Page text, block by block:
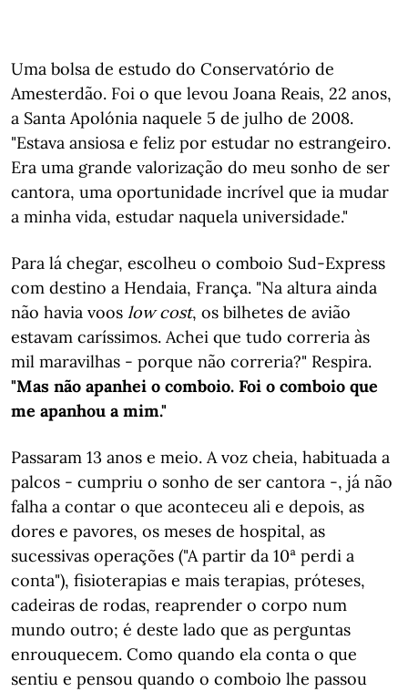
Uma bolsa de estudo do Conservatório de
Amesterdão. Foi o que levou Joana Reais, 22 anos,
a Santa Apolónia naquele 5 de julho de 2008.
"Estava ansiosa e feliz por estudar no estrangeiro.
Era uma grande valorização do meu sonho de ser
cantora, uma oportunidade incrível que ia mudar
a minha vida, estudar naquela universidade."
Para lá chegar, escolheu o comboio Sud-Express
com destino a Hendaia, França. "Na altura ainda
não havia voos low cost, os bilhetes de avião
estavam caríssimos. Achei que tudo correria às
mil maravilhas - porque não correria?" Respira.
"Mas não apanhei o comboio. Foi o comboio que
me apanhou a mim."
Passaram 13 anos e meio. A voz cheia, habituada a
palcos - cumpriu o sonho de ser cantora -, já não
falha a contar o que aconteceu ali e depois, as
dores e pavores, os meses de hospital, as
sucessivas operações ("A partir da 10ª perdi a
conta"), fisioterapias e mais terapias, próteses,
cadeiras de rodas, reaprender o corpo num
mundo outro; é deste lado que as perguntas
enrouquecem. Como quando ela conta o que
sentiu e pensou quando o comboio lhe passou